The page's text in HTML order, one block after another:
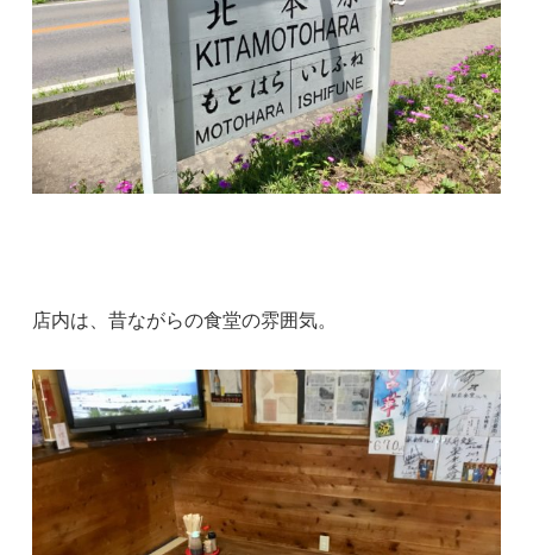
店内は、昔ながらの食堂の雰囲気。